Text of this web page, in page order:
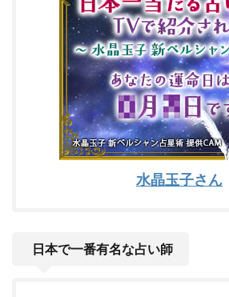
水晶玉子さん
日本で一番有名な占い師